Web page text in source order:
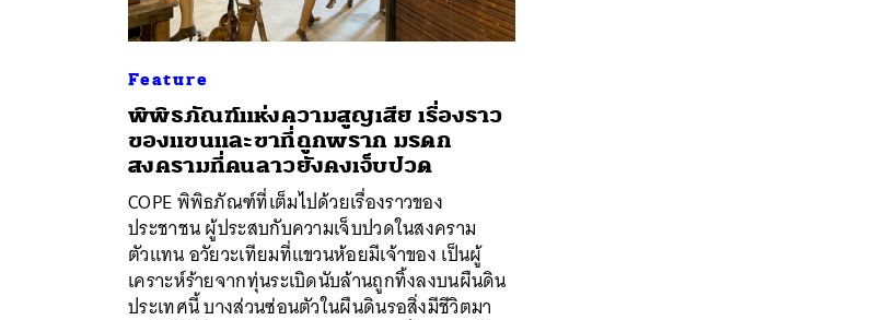
Feature
พิพิธภัณฑ์แห่งความสูญเสีย เรื่องราว
ของแขนและขาที่ถูกพราก มรดก
สงครามที่คนลาวยังคงเจ็บปวด
COPE พิพิธภัณฑ์ที่เต็มไปด้วยเรื่องราวของ
ประชาชน ผู้ประสบกับความเจ็บปวดในสงคราม
ตัวแทน อวัยวะเทียมที่แขวนห้อยมีเจ้าของ เป็นผู้
เคราะห์ร้ายจากทุ่นระเบิดนับล้านถูกทิ้งลงบนผืนดิน
ประเทศนี้ บางส่วนซ่อนตัวในผืนดินรอสิ่งมีชีวิตมา